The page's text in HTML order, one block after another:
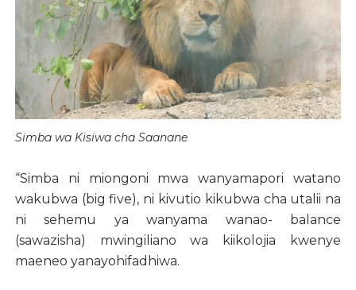
Simba wa Kisiwa cha Saanane
“Simba ni miongoni mwa wanyamapori watano
wakubwa (big five), ni kivutio kikubwa cha utalii na
ni sehemu ya wanyama wanao- balance
(sawazisha) mwingiliano wa kiikolojia kwenye
maeneo yanayohifadhiwa.